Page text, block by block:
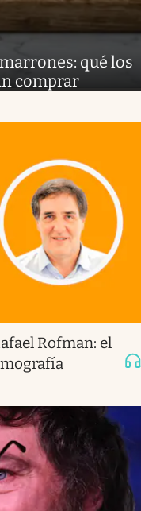
qué los
comprar
Rofman: el